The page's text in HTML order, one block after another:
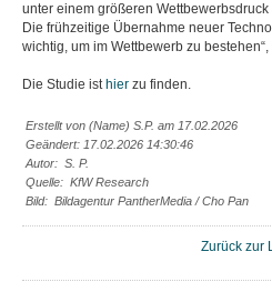
unter einem größeren
Die frühzeitige Übernahme neuer
wichtig, um im Wettbewerb zu
Die Studie ist hier zu finden.
Erstellt von (Name) S.P. am 17.02.2026
Geändert: 17.02.2026 14:30:46
Autor: S. P.
Quelle: KfW Research
Bild: Bildagentur PantherMedia / Cho Pan
Zurück zur